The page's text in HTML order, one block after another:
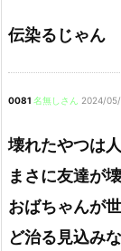
伝染るじゃん
0081 名無しさん 2024/
壊れたやつは
まさに友達が
おばちゃんが
ど治る見込み